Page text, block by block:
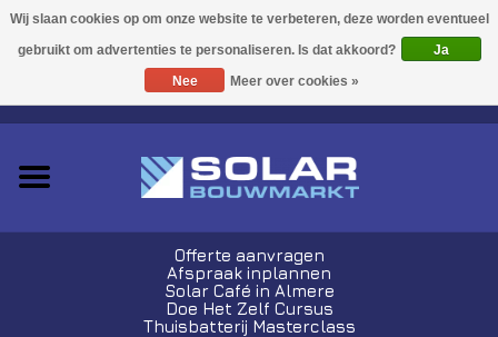
0 Artikelen - €0,00
Acties!
Offerte aanvragen
Afspraak inplannen
Solar Café in Almere
Doe Het Zelf Cursus
Thuisbatterij Masterclass
Ja
Nee
Meer over cookies »